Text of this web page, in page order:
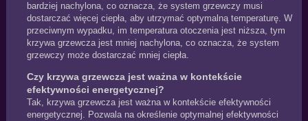
bardziej nachylona, co oznacza, że system grzewczy musi
dostarczać więcej ciepła, aby utrzymać optymalną temperaturę. W
przeciwnym wypadku, im temperatura otoczenia jest niższa, tym
krzywa grzewcza jest mniej nachylona, co oznacza, że system
grzewczy może dostarczać mniej ciepła.
Czy krzywa grzewcza jest ważna w kontekście
efektywności energetycznej?
Tak, krzywa grzewcza jest ważna w kontekście efektywności
energetycznej. Pozwala na określenie optymalnej efektywności